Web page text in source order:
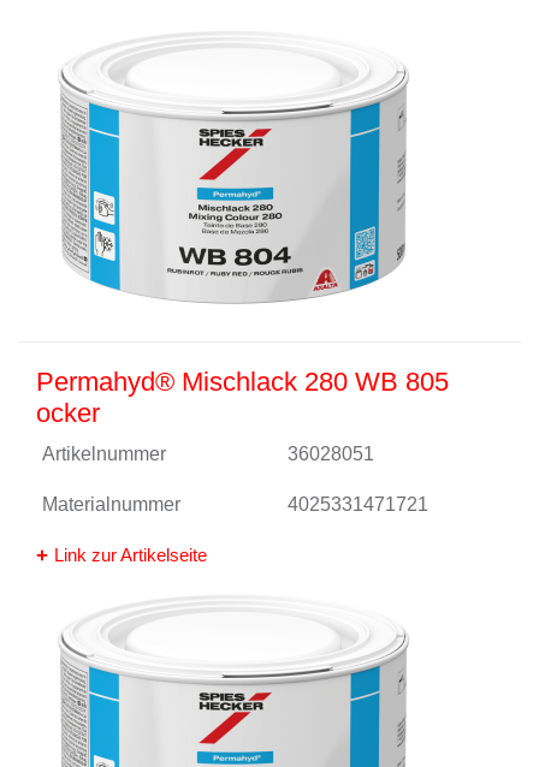
Permahyd® Mischlack 280 WB 805
ocker
Artikelnummer 36028051
Materialnummer 4025331471721
Link zur Artikelseite